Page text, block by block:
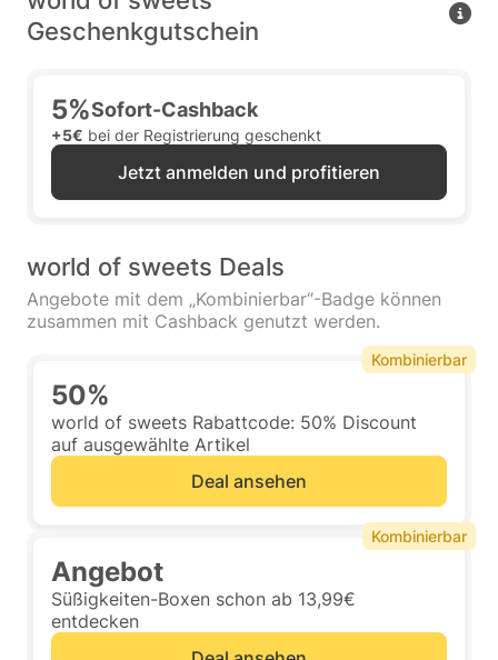
Geschenkgutschein
5%Sofort-Cashback
+5€ bei der Registrierung geschenkt
Jetzt anmelden und profitieren
world of sweets Deals
Angebote mit dem „Kombinierbar“-Badge können
zusammen mit Cashback genutzt werden.
50%
world of sweets Rabattcode: 50% Discount
auf ausgewählte Artikel
Deal ansehen
Kombinierbar
Angebot
Süßigkeiten-Boxen schon ab 13,99€
entdecken
Kombinierbar